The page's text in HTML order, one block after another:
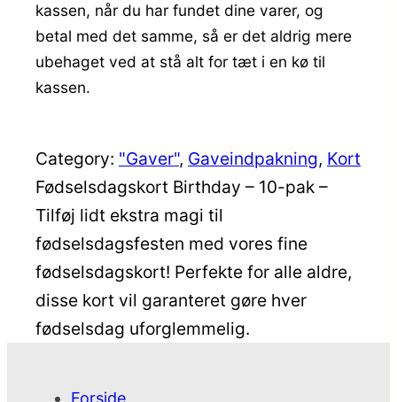
kassen, når du har fundet dine varer, og
betal med det samme, så er det aldrig mere
ubehaget ved at stå alt for tæt i en kø til
kassen.
Category: "Gaver", Gaveindpakning, Kort
Fødselsdagskort Birthday – 10-pak –
Tilføj lidt ekstra magi til
fødselsdagsfesten med vores fine
fødselsdagskort! Perfekte for alle aldre,
disse kort vil garanteret gøre hver
fødselsdag uforglemmelig.
Forside